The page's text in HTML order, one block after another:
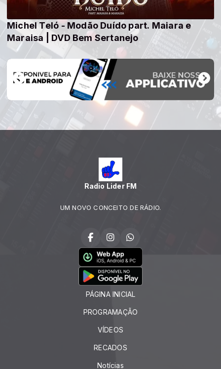
Michel Teló - Modão Duído part. Maiara e
Maraisa | DVD Bem Sertanejo
Radio Lider FM
UM NOVO CONCEITO DE RÁDIO.
PÁGINA INICIAL
PROGRAMAÇÃO
VÍDEOS
RECADOS
Notícias